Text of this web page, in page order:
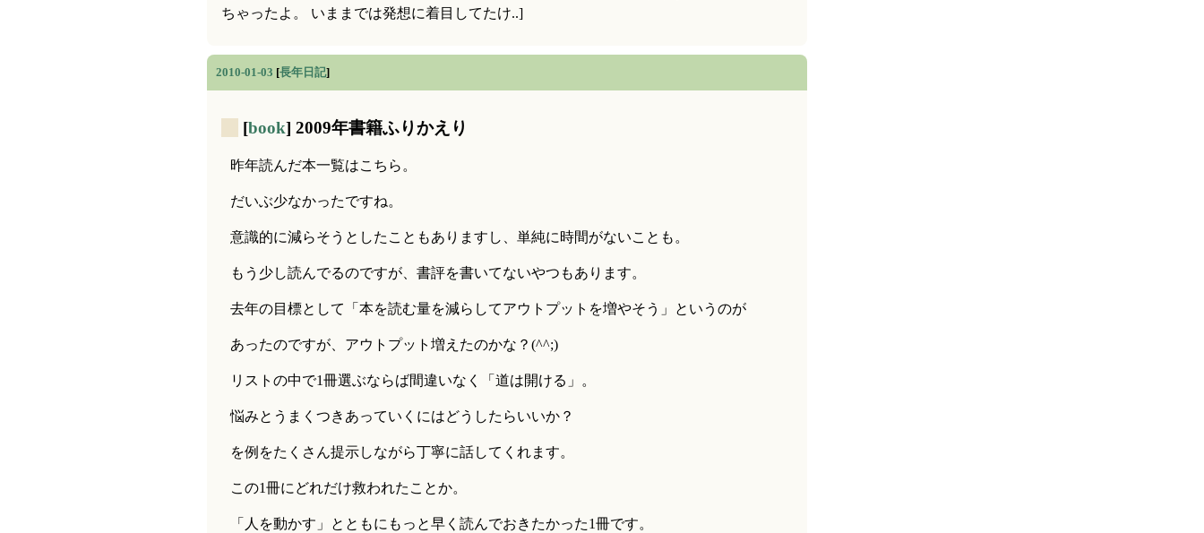
ちゃったよ。 いままでは発想に着目してたけ..]
2010-01-03 [長年日記]
[book] 2009年書籍ふりかえり
昨年読んだ本一覧はこちら。
だいぶ少なかったですね。
意識的に減らそうとしたこともありますし、単純に時間がないことも。
もう少し読んでるのですが、書評を書いてないやつもあります。
去年の目標として「本を読む量を減らしてアウトプットを増やそう」というのが
あったのですが、アウトプット増えたのかな？(^^;)
リストの中で1冊選ぶならば間違いなく「道は開ける」。
悩みとうまくつきあっていくにはどうしたらいいか？
を例をたくさん提示しながら丁寧に話してくれます。
この1冊にどれだけ救われたことか。
「人を動かす」とともにもっと早く読んでおきたかった1冊です。